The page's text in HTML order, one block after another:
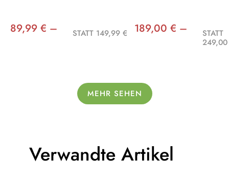
89,99 € – STATT 149,99 € 189,00 € –
STATT
MEHR SEHEN
Verwandte Artikel